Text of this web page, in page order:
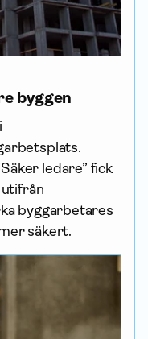
byggen
ledare” fick
byggarbetares
säkert.